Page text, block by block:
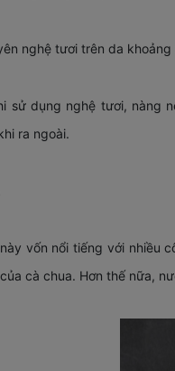
nghệ tươi trên da
sử dụng nghệ tươi, nàng
ra ngoài.
vốn nổi tiếng với nhiều
cà chua. Hơn thế nữa,